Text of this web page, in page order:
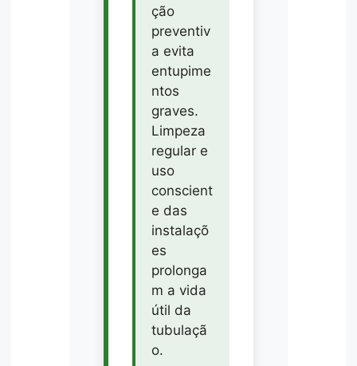
ção
preventiv
a evita
entupime
ntos
graves.
Limpeza
regular e
uso
conscient
e das
instalaçõ
es
prolonga
m a vida
útil da
tubulaçã
o.